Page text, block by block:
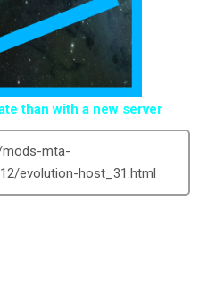
than with a new server
mta-
evolution-host_31.html